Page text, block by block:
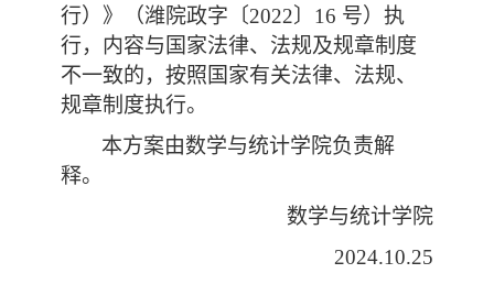
行）》（潍院政字〔2022〕16 号）执
行，内容与国家法律、法规及规章制度
不一致的，按照国家有关法律、法规、
规章制度执行。
本方案由数学与统计学院负责解
释。
数学与统计学院
2024.10.25